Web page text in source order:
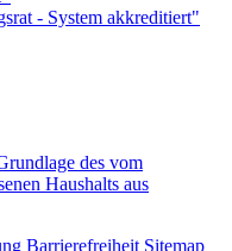
des vom
Haushalts aus
Barrierefreiheit Sitemap